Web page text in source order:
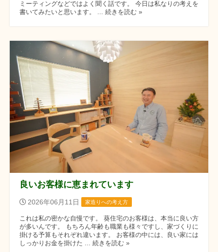
ミーティングなどではよく聞く話です。 今日は私なりの考えを
書いてみたいと思います。 ... 続きを読む »
良いお客様に恵まれています
2026年06月11日 家造りへの考え方
これは私の密かな自慢です。 葵住宅のお客様は、本当に良い方
が多いんです。 もちろん年齢も職業も様々ですし、家づくりに
掛ける予算もそれぞれ違います。 お客様の中には、良い家には
しっかりお金を掛けた ... 続きを読む »